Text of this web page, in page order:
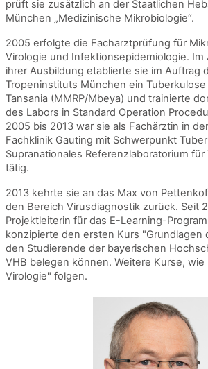
prüft sie zusätzlich an der Staatlichen
München „Medizinische Mikrobiologie“.
2005 erfolgte die Facharztprüfung für
Virologie und Infektionsepidemiologie. Im
ihrer Ausbildung etablierte sie im Auftrag
Tropeninstituts München ein Tuberkulose
Tansania (MMRP/Mbeya) und trainierte
des Labors in Standard Operation
2005 bis 2013 war sie als Fachärztin in
Fachklinik Gauting mit Schwerpunkt
Supranationales Referenzlaboratorium für
tätig.
2013 kehrte sie an das Max von
den Bereich Virusdiagnostik zurück. Seit
Projektleiterin für das E-Learning-
konzipierte den ersten Kurs "Grundlagen
den Studierende der bayerischen
VHB belegen können. Weitere Kurse, wie
Virologie" folgen.